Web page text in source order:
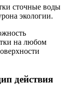
сточные воды
экологии.
на любом
действия